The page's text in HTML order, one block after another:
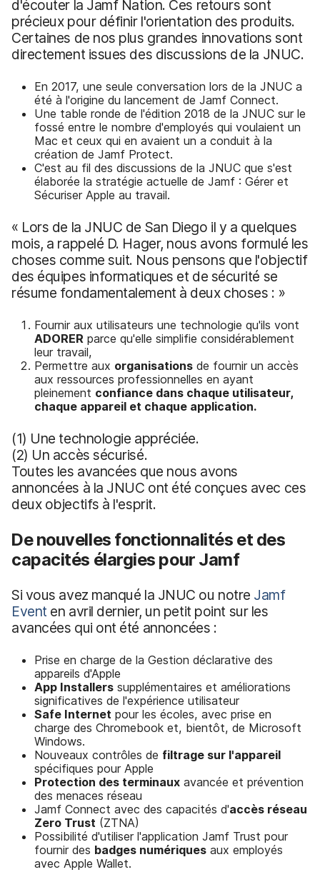
d'écouter la Jamf Nation. Ces retours sont
précieux pour définir l'orientation des produits.
Certaines de nos plus grandes innovations sont
directement issues des discussions de la JNUC.
En 2017, une seule conversation lors de la JNUC a
été à l'origine du lancement de Jamf Connect.
Une table ronde de l'édition 2018 de la JNUC sur le
fossé entre le nombre d'employés qui voulaient un
Mac et ceux qui en avaient un a conduit à la
création de Jamf Protect.
C'est au fil des discussions de la JNUC que s'est
élaborée la stratégie actuelle de Jamf : Gérer et
Sécuriser Apple au travail.
« Lors de la JNUC de San Diego il y a quelques
mois, a rappelé D. Hager, nous avons formulé les
choses comme suit. Nous pensons que l'objectif
des équipes informatiques et de sécurité se
résume fondamentalement à deux choses : »
Fournir aux utilisateurs une technologie qu'ils vont
ADORER parce qu'elle simplifie considérablement
leur travail,
Permettre aux organisations de fournir un accès
aux ressources professionnelles en ayant
pleinement confiance dans chaque utilisateur,
chaque appareil et chaque application.
(1) Une technologie appréciée.
(2) Un accès sécurisé.
Toutes les avancées que nous avons
annoncées à la JNUC ont été conçues avec ces
deux objectifs à l'esprit.
De nouvelles fonctionnalités et des
capacités élargies pour Jamf
Si vous avez manqué la JNUC ou notre Jamf
Event en avril dernier, un petit point sur les
avancées qui ont été annoncées :
Prise en charge de la Gestion déclarative des
appareils d'Apple
App Installers supplémentaires et améliorations
significatives de l'expérience utilisateur
Safe Internet pour les écoles, avec prise en
charge des Chromebook et, bientôt, de Microsoft
Windows.
Nouveaux contrôles de filtrage sur l'appareil
spécifiques pour Apple
Protection des terminaux avancée et prévention
des menaces réseau
Jamf Connect avec des capacités d'accès réseau
Zero Trust (ZTNA)
Possibilité d'utiliser l'application Jamf Trust pour
fournir des badges numériques aux employés
avec Apple Wallet.